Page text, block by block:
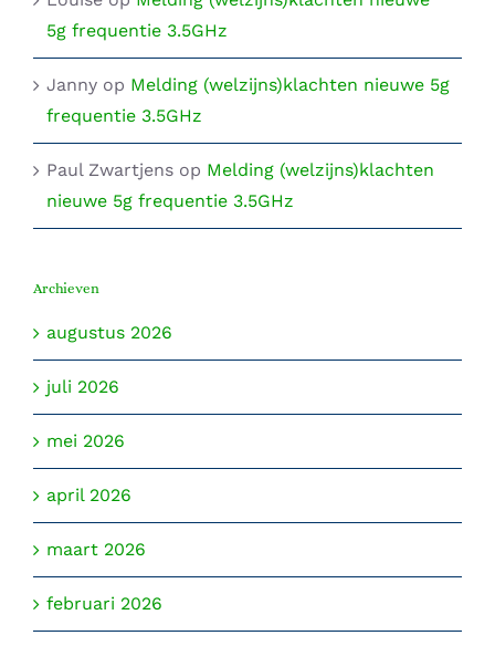
5g frequentie 3.5GHz
Janny op Melding (welzijns)klachten nieuwe 5g
frequentie 3.5GHz
Paul Zwartjens op Melding (welzijns)klachten
nieuwe 5g frequentie 3.5GHz
Archieven
augustus 2026
juli 2026
mei 2026
april 2026
maart 2026
februari 2026